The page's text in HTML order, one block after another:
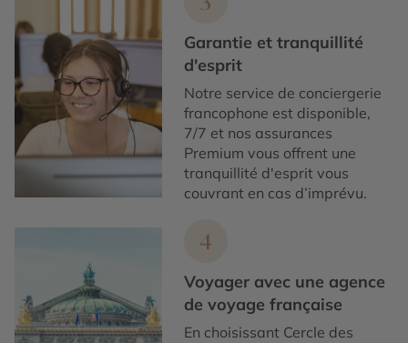
Garantie et tranquillité
d'esprit
Notre service de conciergerie
francophone est disponible,
7/7 et nos assurances
Premium vous offrent une
tranquillité d'esprit vous
couvrant en cas d’imprévu.
4
Voyager avec une agence
de voyage française
En choisissant Cercle des